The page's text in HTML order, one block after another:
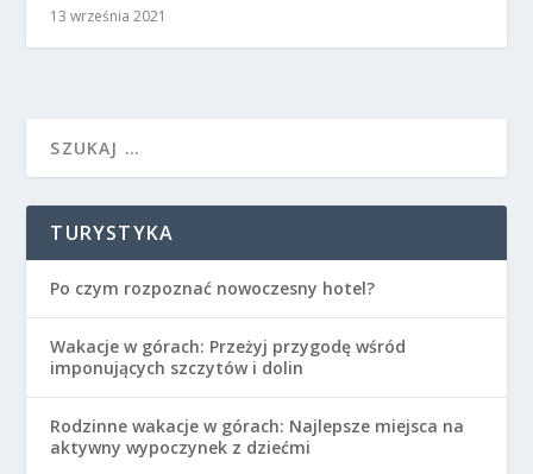
13 września 2021
TURYSTYKA
Po czym rozpoznać nowoczesny hotel?
Wakacje w górach: Przeżyj przygodę wśród
imponujących szczytów i dolin
Rodzinne wakacje w górach: Najlepsze miejsca na
aktywny wypoczynek z dziećmi